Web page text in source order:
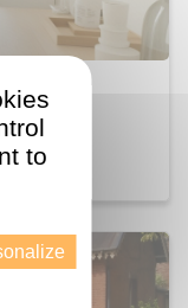
Achat Appartement centre ville
to